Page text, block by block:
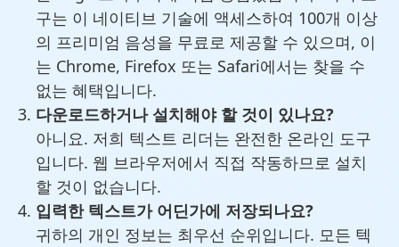
구는 이 네이티브 기술에 액세스하여 100개 이상
의 프리미엄 음성을 무료로 제공할 수 있으며, 이
는 Chrome, Firefox 또는 Safari에서는 찾을 수
없는 혜택입니다.
다운로드하거나 설치해야 할 것이 있나요?
아니요. 저희 텍스트 리더는 완전한 온라인 도구
입니다. 웹 브라우저에서 직접 작동하므로 설치
할 것이 없습니다.
입력한 텍스트가 어딘가에 저장되나요?
귀하의 개인 정보는 최우선 순위입니다. 모든 텍